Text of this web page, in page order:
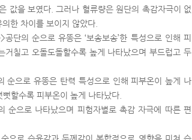
값을 보였다. 그러나 혈류량은 원단의 촉감자극이 없
한 차이를 보이지 않았다.
단의 순으로 유똥은 ‘보송보송’한 특성으로 인해 피
칠고 오돌도돌할수록 높게 나타났으며 부드럽고 두
순으로 유똥은 탄력 특성으로 인해 피부온이 높게 나
할수록 피부온이 높게 나타났다.
순으로 나타났으며 피험자별로 촉감 자극에 따른 편